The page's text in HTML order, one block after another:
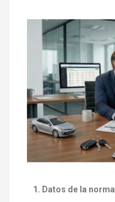
1. Datos de la norma